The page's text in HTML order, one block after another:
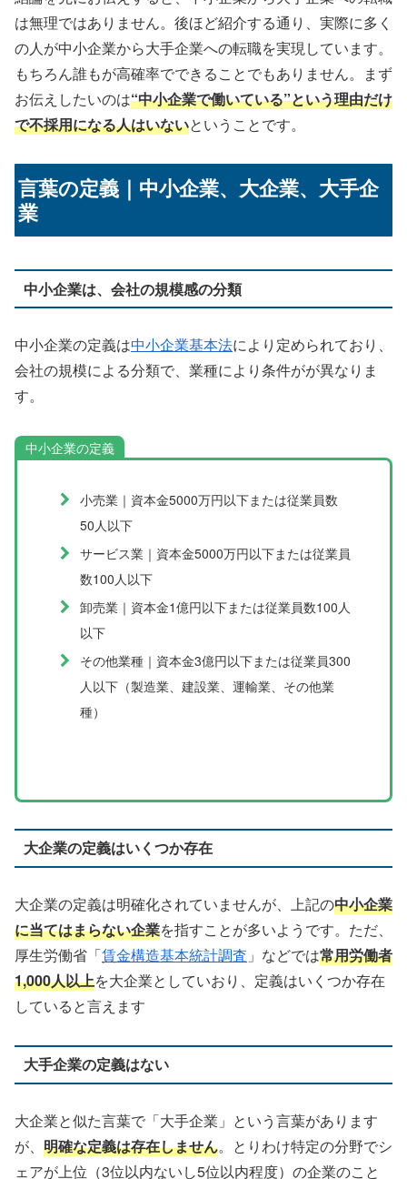
は無理ではありません。後ほど紹介する通り、実際に多く
の人が中小企業から大手企業への転職を実現しています。
もちろん誰もが高確率でできることでもありません。まず
お伝えしたいのは“中小企業で働いている”という理由だけ
で不採用になる人はいないということです。
言葉の定義｜中小企業、大企業、大手企
業
中小企業は、会社の規模感の分類
中小企業の定義は中小企業基本法により定められており、
会社の規模による分類で、業種により条件がが異なりま
す。
中小企業の定義
小売業｜資本金5000万円以下または従業員数
50人以下
サービス業｜資本金5000万円以下または従業員
数100人以下
卸売業｜資本金1億円以下または従業員数100人
以下
その他業種｜資本金3億円以下または従業員300
人以下（製造業、建設業、運輸業、その他業
種）
大企業の定義はいくつか存在
大企業の定義は明確化されていませんが、上記の中小企業
に当てはまらない企業を指すことが多いようです。ただ、
厚生労働省「賃金構造基本統計調査 」などでは常用労働者
1,000人以上を大企業としていおり、定義はいくつか存在
していると言えます
大手企業の定義はない
大企業と似た言葉で「大手企業」という言葉があります
が、 明確な定義は存在しません。とりわけ特定の分野でシ
ェアが上位（3位以内ないし5位以内程度）の企業のこと